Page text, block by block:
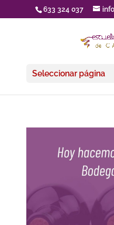
633 324 037
Seleccionar página